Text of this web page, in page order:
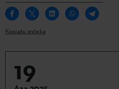
Kopiatu esteka
19